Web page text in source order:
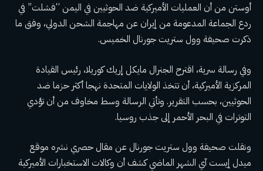
أوستن من أن العمليات الأميركية ضد الحوثيين في اليمن “فشلت” في
ردع الجماعة المدعومة من إيران عن مهاجمة الشحن الدولي، وفق ما
ذكرت صحيفة وول ستريت جورنال الخميس.
وفي رسالة سرية، اقترح الجنرال مايكل إريك كوريلا، رئيس القيادة
المركزية الأميركية، أن تتخذ الولايات المتحدة نهجا أكثر حزما ضد
الحوثيين، بحسب التقرير. وتأتي الرسالة وسط مخاوف من أن تؤدي
التوترات في البحر الأحمر إلى جذب روسيا.
ونقلت صحيفة وول ستريت جورنال عن مقال حصري نشره موقع
ميدل إيست آي الشهر الماضي كشف أن وكالات الاستخبارات الأميركية